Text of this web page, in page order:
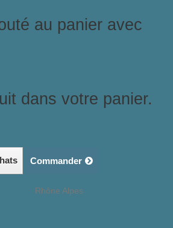
au panier avec
dans votre panier.
Commander
Rhône Alpes